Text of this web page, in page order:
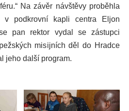
Na závěr návštěvy proběhla
v podkrovní kapli centra Eljon
pan rektor vydal se zástupci
misijních děl do Hradce
jeho další program.